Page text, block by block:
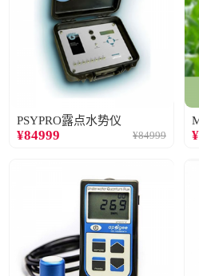
PSYPRO露点水势仪
¥84999 ¥84999 ¥